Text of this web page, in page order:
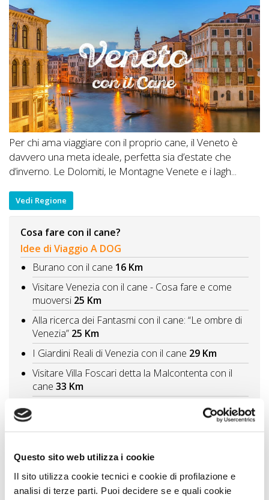
Questo sito web utilizza i cookie
Il sito utilizza cookie tecnici e cookie di profilazione e
analisi di terze parti. Puoi decidere se e quali cookie
Per chi ama viaggiare con il proprio cane, il Veneto è
davvero una meta ideale, perfetta sia d’estate che
d’inverno. Le Dolomiti, le Montagne Venete e i lagh...
Vedi Regione
Cosa fare con il cane?
Idee di Viaggio A DOG
Burano con il cane 16 Km
Visitare Venezia con il cane - Cosa fare e come
muoversi 25 Km
Alla ricerca dei Fantasmi con il cane: “Le ombre di
Venezia” 25 Km
I Giardini Reali di Venezia con il cane 29 Km
Visitare Villa Foscari detta la Malcontenta con il
cane 33 Km
Vedi tutti
Itinerari A DOG
Visitare i borghi di mare veneti spiagge e pinete
Pordenone e dintorni con il cane itinerario tra